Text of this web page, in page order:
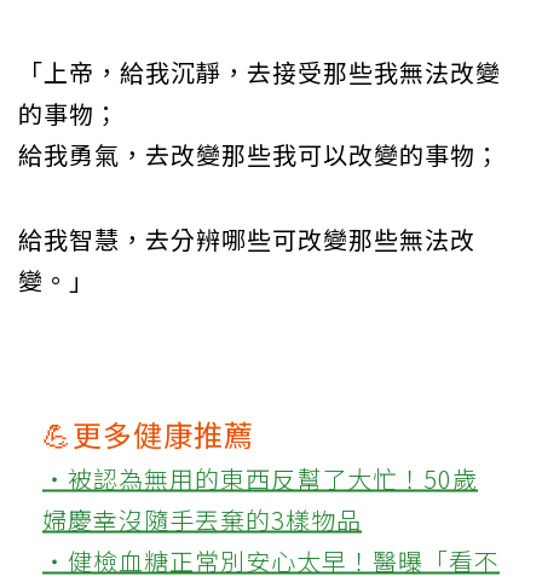
「上帝，給我沉靜，去接受那些我無法改變
的事物；
給我勇氣，去改變那些我可以改變的事物；
給我智慧，去分辨哪些可改變那些無法改
變。」
💪更多健康推薦
‧被認為無用的東西反幫了大忙！50歲
婦慶幸沒隨手丟棄的3樣物品
‧健檢血糖正常別安心太早！醫曝「看不